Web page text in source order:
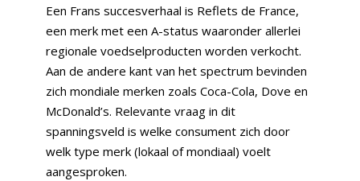
Een Frans succesverhaal is Reflets de France,
een merk met een A-status waaronder allerlei
regionale voedselproducten worden verkocht.
Aan de andere kant van het spectrum bevinden
zich mondiale merken zoals Coca-Cola, Dove en
McDonald’s. Relevante vraag in dit
spanningsveld is welke consument zich door
welk type merk (lokaal of mondiaal) voelt
aangesproken.